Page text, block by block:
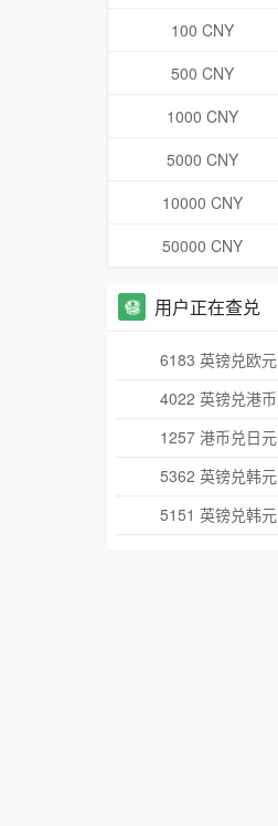
100 CNY
500 CNY
1000 CNY
5000 CNY
10000 CNY
50000 CNY
用户正在查兑
6183 英镑兑欧元
4022 英镑兑港币
1257 港币兑日元
5362 英镑兑韩元
5151 英镑兑韩元